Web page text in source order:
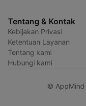
Tentang & Kontak
Kebijakan Privasi
Ketentuan Layanan
Tentang kami
Hubungi kami
© AppMind